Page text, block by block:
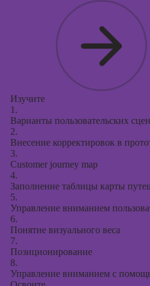
Изучите
1.
Варианты пользовательских
2.
Внесение корректировок в
3.
Customer journey map
4.
Заполнение таблицы карты
5.
Управление вниманием
6.
Понятие визуального веса
7.
Позиционирование
8.
Управление вниманием с